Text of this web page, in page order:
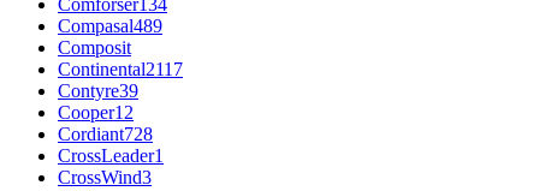
Compasal489
Composit
Continental2117
Contyre39
Cooper12
Cordiant728
CrossLeader1
CrossWind3